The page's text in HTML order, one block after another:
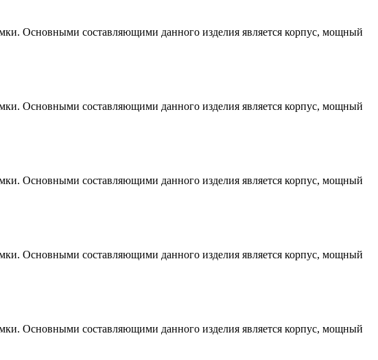
Основными составляющими данного изделия является корпус, мощный
Основными составляющими данного изделия является корпус, мощный
Основными составляющими данного изделия является корпус, мощный
Основными составляющими данного изделия является корпус, мощный
Основными составляющими данного изделия является корпус, мощный